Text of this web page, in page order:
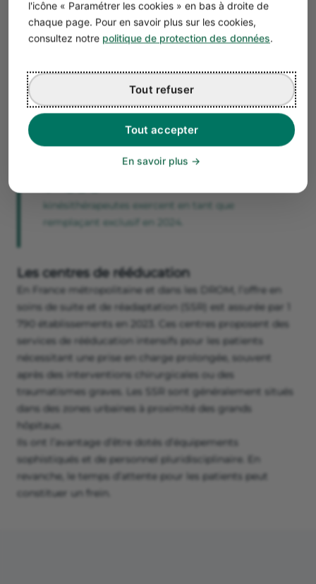
l'icône « Paramétrer les cookies » en bas à droite de
chaque page. Pour en savoir plus sur les cookies,
consultez notre politique de protection des données.
Tout accepter
Tout refuser
En savoir plus
Franche-Comté et le Centre-Val de Loire sont délaissées.
Leur cabinet se situe le plus souvent en zones urbaines
là où la demande est plus élevée.
des atouts majeurs. Ils peuvent personnaliser les soins et
s’adapter rapidement aux besoins individuels.
En libéral, les masseurs-kinésithérapeutes peuvent
exercer sous
différents statuts: remplaçant, assistant,
collaborateur ou titulaire.
kinésithérapeutes exercent en tant que
remplaçant exclusif en 2024.
Les centres de rééducation
En France métropolitaine et dans les DROM, l’offre en
soins de suite et de réadaptation (SSR) est assurée par 1
790 établissements en 2023. Ces centres proposent des
services de rééducation intensifs pour les patients
nécessitant une prise en charge prolongée, souvent
après des interventions chirurgicales ou des
traumatismes graves. Les SSR sont généralement situés
dans des zones urbaines à proximité des grands
hôpitaux.
Ils ont l’avantage d’être dotés d’équipements
sophistiqués et de personnel pluridisciplinaire. En
revanche, le temps d’attente pour les patients peut
constituer un frein.